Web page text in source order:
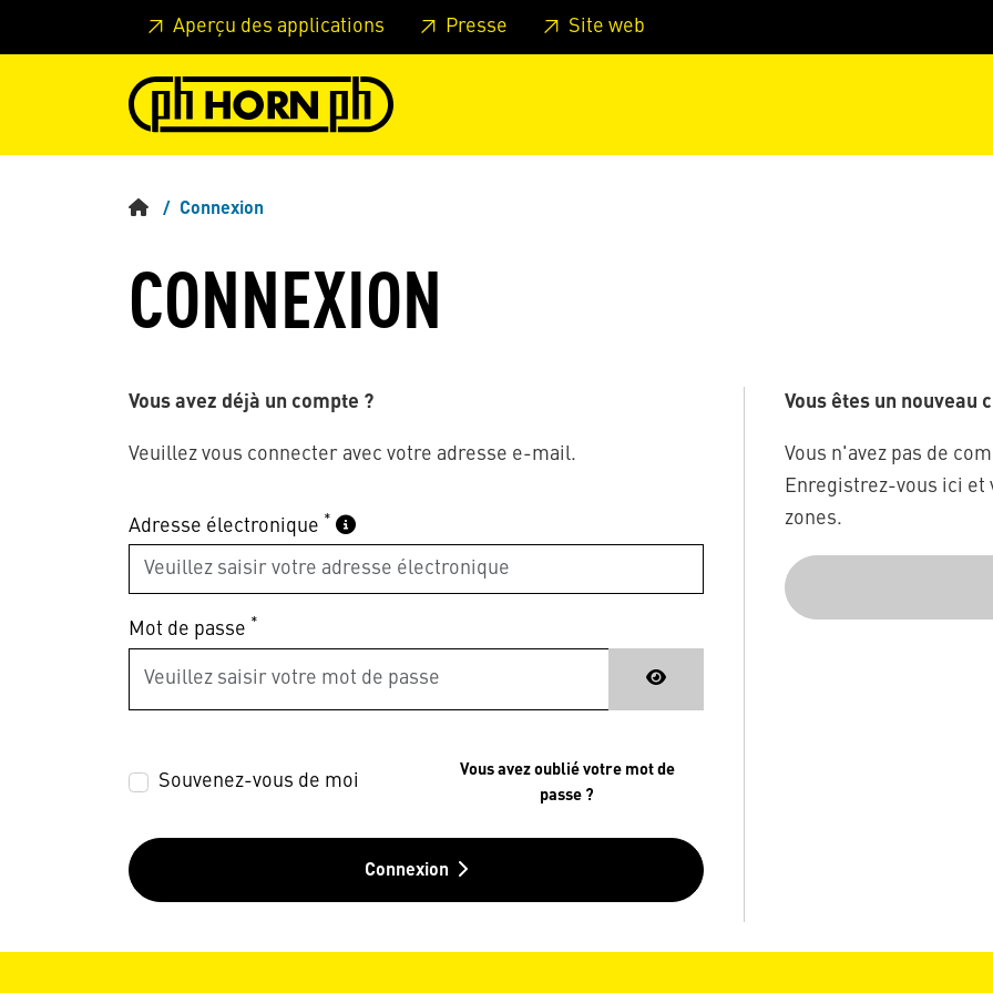
Skip to main content Passer à l'en-tête de la page Passer au pied de page
Aperçu des applications Presse Site web
Connexion
CONNEXION
Vous avez déjà un compte ?
Veuillez vous connecter avec votre adresse e-mail.
Adresse électronique *
Mot de passe *
Souvenez-vous de moi
Vous avez oublié votre mot de
passe ?
Connexion
Vous êtes un nouveau
Vous n'avez pas de
Enregistrez-vous ici et
zones.